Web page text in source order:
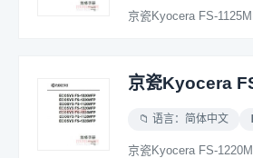
京瓷Kyocera FS-
京瓷Kyocera
📁 语言：简体中文
京瓷Kyocera FS-